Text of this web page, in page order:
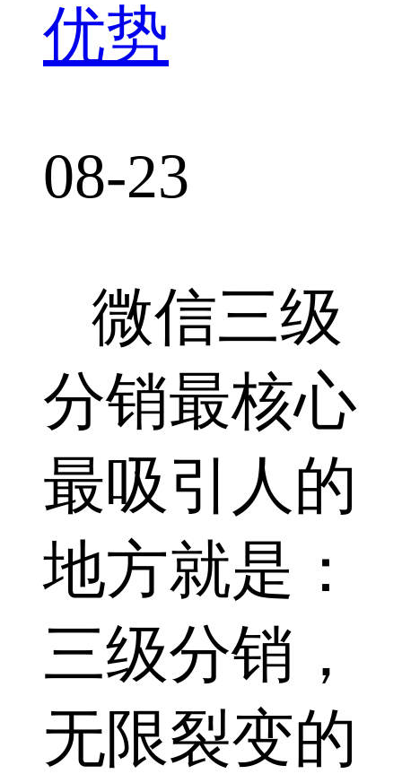
优势
08-23
微信三级
分销最核心
最吸引人的
地方就是：
三级分销，
无限裂变的